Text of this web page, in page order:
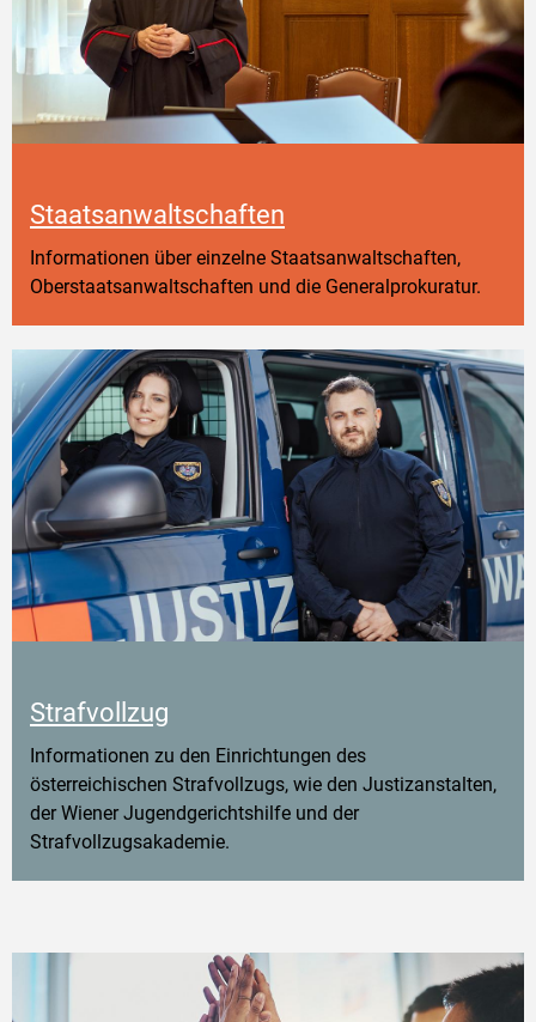
Staatsanwaltschaften
Informationen über einzelne Staatsanwaltschaften,
Oberstaatsanwaltschaften und die Generalprokuratur.
Strafvollzug
Informationen zu den Einrichtungen des
österreichischen Strafvollzugs, wie den Justizanstalten,
der Wiener Jugendgerichtshilfe und der
Strafvollzugsakademie.